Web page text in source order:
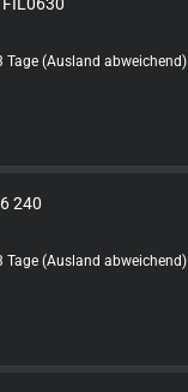
Tage (Ausland abweichend)
240
Tage (Ausland abweichend)